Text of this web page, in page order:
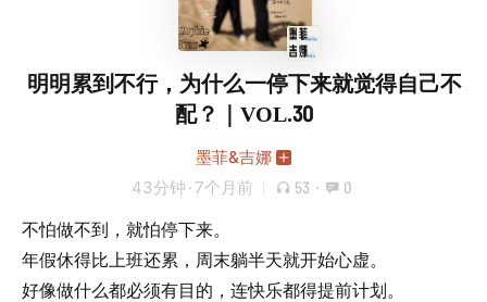
明明累到不行，为什么一停下来就觉得自己不
配？｜VOL.30
墨菲&吉娜
43分钟 · 7个月前 53 · 0
不怕做不到，就怕停下来。
年假休得比上班还累，周末躺半天就开始心虚。
好像做什么都必须有目的，连快乐都得提前计划。